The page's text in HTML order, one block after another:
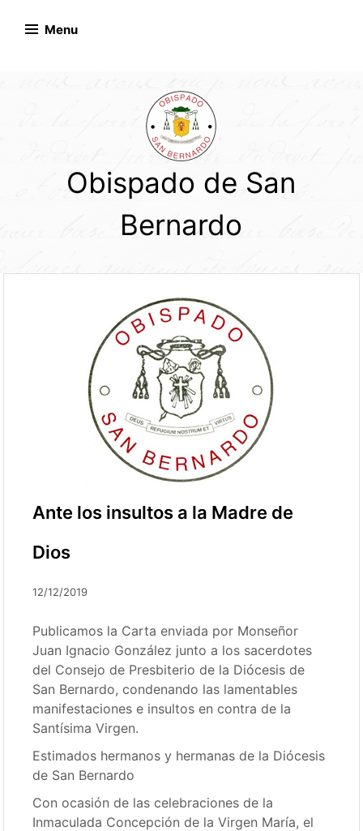
Menu
Obispado de San
Bernardo
Ante los insultos a la Madre de
Dios
12/12/2019
Publicamos la Carta enviada por Monseñor
Juan Ignacio González junto a los sacerdotes
del Consejo de Presbiterio de la Diócesis de
San Bernardo, condenando las lamentables
manifestaciones e insultos en contra de la
Santísima Virgen.
Estimados hermanos y hermanas de la Diócesis
de San Bernardo
Con ocasión de las celebraciones de la
Inmaculada Concepción de la Virgen María, el